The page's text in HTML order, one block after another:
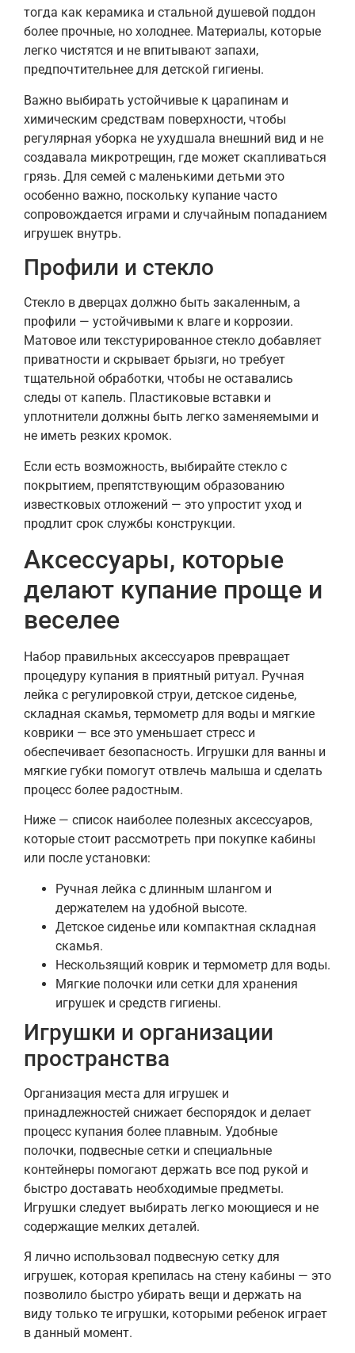
тогда как керамика и стальной душевой поддон
более прочные, но холоднее. Материалы, которые
легко чистятся и не впитывают запахи,
предпочтительнее для детской гигиены.
Важно выбирать устойчивые к царапинам и
химическим средствам поверхности, чтобы
регулярная уборка не ухудшала внешний вид и не
создавала микротрещин, где может скапливаться
грязь. Для семей с маленькими детьми это
особенно важно, поскольку купание часто
сопровождается играми и случайным попаданием
игрушек внутрь.
Профили и стекло
Стекло в дверцах должно быть закаленным, а
профили — устойчивыми к влаге и коррозии.
Матовое или текстурированное стекло добавляет
приватности и скрывает брызги, но требует
тщательной обработки, чтобы не оставались
следы от капель. Пластиковые вставки и
уплотнители должны быть легко заменяемыми и
не иметь резких кромок.
Если есть возможность, выбирайте стекло с
покрытием, препятствующим образованию
известковых отложений — это упростит уход и
продлит срок службы конструкции.
Аксессуары, которые
делают купание проще и
веселее
Набор правильных аксессуаров превращает
процедуру купания в приятный ритуал. Ручная
лейка с регулировкой струи, детское сиденье,
складная скамья, термометр для воды и мягкие
коврики — все это уменьшает стресс и
обеспечивает безопасность. Игрушки для ванны и
мягкие губки помогут отвлечь малыша и сделать
процесс более радостным.
Ниже — список наиболее полезных аксессуаров,
которые стоит рассмотреть при покупке кабины
или после установки:
Ручная лейка с длинным шлангом и
держателем на удобной высоте.
Детское сиденье или компактная складная
скамья.
Нескользящий коврик и термометр для воды.
Мягкие полочки или сетки для хранения
игрушек и средств гигиены.
Игрушки и организации
пространства
Организация места для игрушек и
принадлежностей снижает беспорядок и делает
процесс купания более плавным. Удобные
полочки, подвесные сетки и специальные
контейнеры помогают держать все под рукой и
быстро доставать необходимые предметы.
Игрушки следует выбирать легко моющиеся и не
содержащие мелких деталей.
Я лично использовал подвесную сетку для
игрушек, которая крепилась на стену кабины — это
позволило быстро убирать вещи и держать на
виду только те игрушки, которыми ребенок играет
в данный момент.